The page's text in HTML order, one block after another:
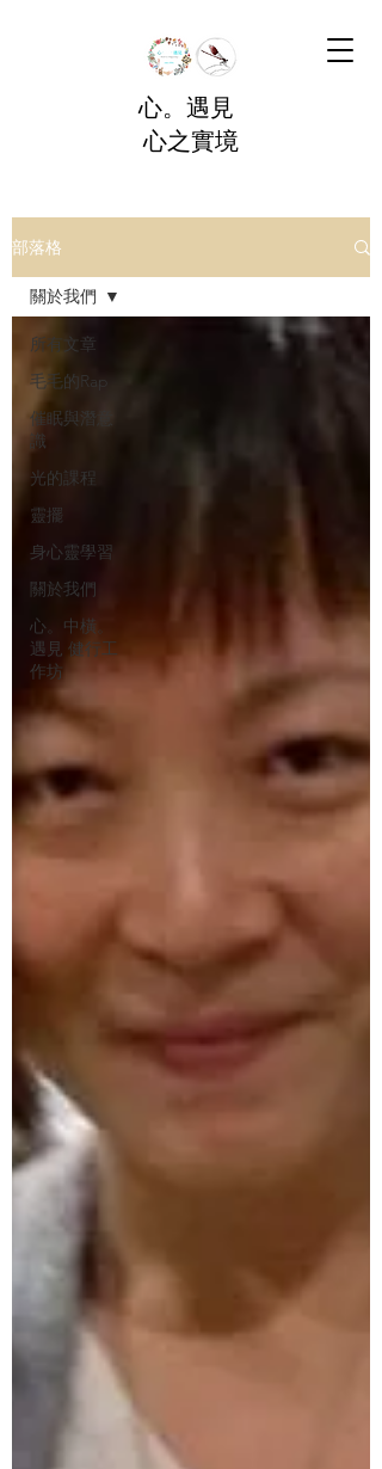
心。遇見
心之實境
部落格
所有文章
毛毛的Rap
催眠與潛意
識
光的課程
靈擺
身心靈學習
關於我們
心。中橫。
遇見 健行工
作坊
關於我們